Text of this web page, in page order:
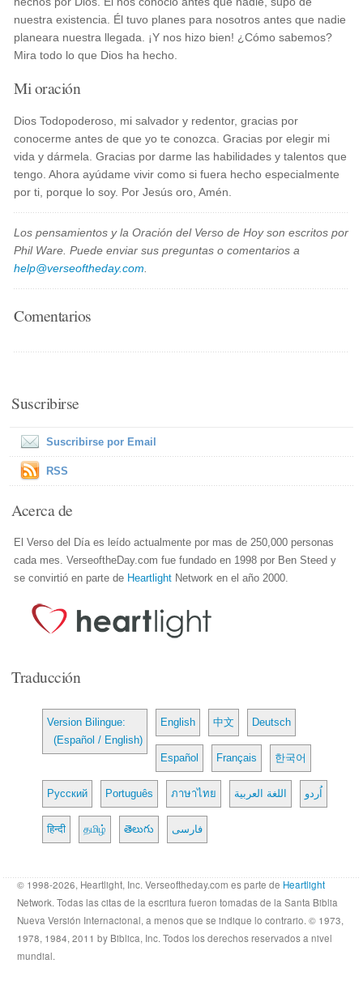
nuestra existencia. Él tuvo planes para nosotros antes que nadie
planeara nuestra llegada. ¡Y nos hizo bien! ¿Cómo sabemos?
Mira todo lo que Dios ha hecho.
Mi oración
Dios Todopoderoso, mi salvador y redentor, gracias por
conocerme antes de que yo te conozca. Gracias por elegir mi
vida y dármela. Gracias por darme las habilidades y talentos que
tengo. Ahora ayúdame vivir como si fuera hecho especialmente
por ti, porque lo soy. Por Jesús oro, Amén.
Los pensamientos y la Oración del Verso de Hoy son escritos por
Phil Ware. Puede enviar sus preguntas o comentarios a
help@verseoftheday.com
Comentarios
Suscribirse
Suscribirse por Email
RSS
Acerca de
El Verso del Día es leído actualmente por mas de 250,000 personas
cada mes. VerseoftheDay.com fue fundado en 1998 por Ben Steed y
se convirtió en parte de Heartlight Network en el año 2000.
Traducción
Version Bilingue:
(Español / English)
English 中文 Deutsch
Español Français 한국어
Русский Português ภาษาไทย اللغة العربية اُردو
हिन्दी தமிழ் తెలుగు فارسی
© 1998-2026, Heartlight, Inc. Verseoftheday.com es parte de Heartlight
Network. Todas las citas de la escritura fueron tomadas de la Santa Biblia
Nueva Versión Internacional, a menos que se indique lo contrario. © 1973,
1978, 1984, 2011 by Biblica, Inc. Todos los derechos reservados a nivel
mundial.